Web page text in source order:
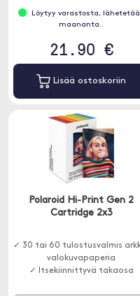
Löytyy varastosta,
maananta..
21.90 €
Lisää ostoskoriin
Polaroid Hi-Print Gen 2
Cartridge 2x3
✓ 30 tai 60 tulostusvalmis
valokuvapaperia
✓ Itsekiinnittyvä takaosa